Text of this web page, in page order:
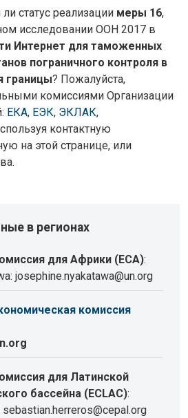
статус реализации меры 16,
исследовании ООН 2017 в
Интернет для таможенных
пограничного контроля в
границы? Пожалуйста,
комиссиями Организации
ЕКА, ЕЭК, ЭКЛАК,
контактную
на этой странице, или
в регионах
для Африки (ECA):
josephine.nyakatawa@un.org
комиссия
для Латинской
бассейна (ECLAC):